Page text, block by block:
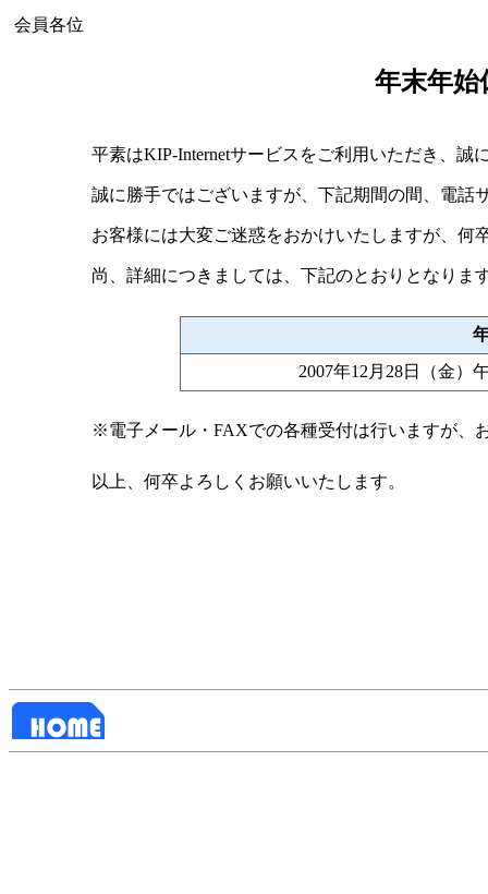
会員各位
年末年始
平素はKIP-Internetサービスをご利用いただき、誠
誠に勝手ではございますが、下記期間の間、電話
お客様には大変ご迷惑をおかけいたしますが、何
尚、詳細につきましては、下記のとおりとなりま
2007年12月28日（金）
※電子メール・FAXでの各種受付は行いますが、
以上、何卒よろしくお願いいたします。